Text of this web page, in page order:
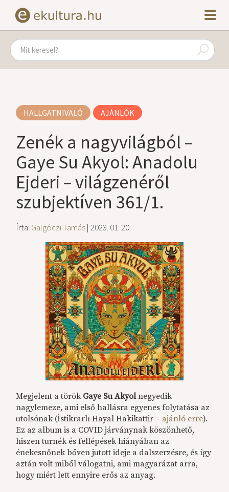
HALLGATNIVALÓ AJÁNLÓK
Zenék a nagyvilágból –
Gaye Su Akyol: Anadolu
Ejderi – világzenéről
szubjektíven 361/1.
Írta: Galgóczi Tamás| 2023. 01. 20.
Megjelent a török Gaye Su Akyolnegyedik
nagylemeze, ami első hallásra egyenes folytatása az
utolsónak (İstikrarlı Hayal Hakikattir – ajánló erre).
Ez az album is a COVID járványnak köszönhető,
hiszen turnék és fellépések hiányában az
énekesnőnek bőven jutott ideje a dalszerzésre, és így
aztán volt miből válogatni, ami magyarázat arra,
hogy miért lett ennyire erős az anyag.